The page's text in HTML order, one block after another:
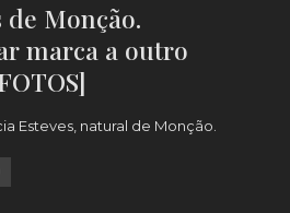
de Monção.
marca a outro
Esteves, natural de Monção.